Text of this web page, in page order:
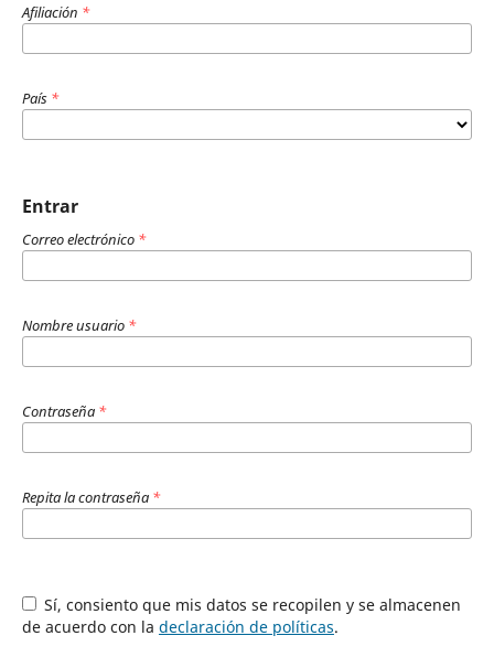
Afiliación *
País *
Entrar
Correo electrónico *
Nombre usuario *
Contraseña *
Repita la contraseña *
Sí, consiento que mis datos se recopilen y se almacenen
de acuerdo con la declaración de políticas.